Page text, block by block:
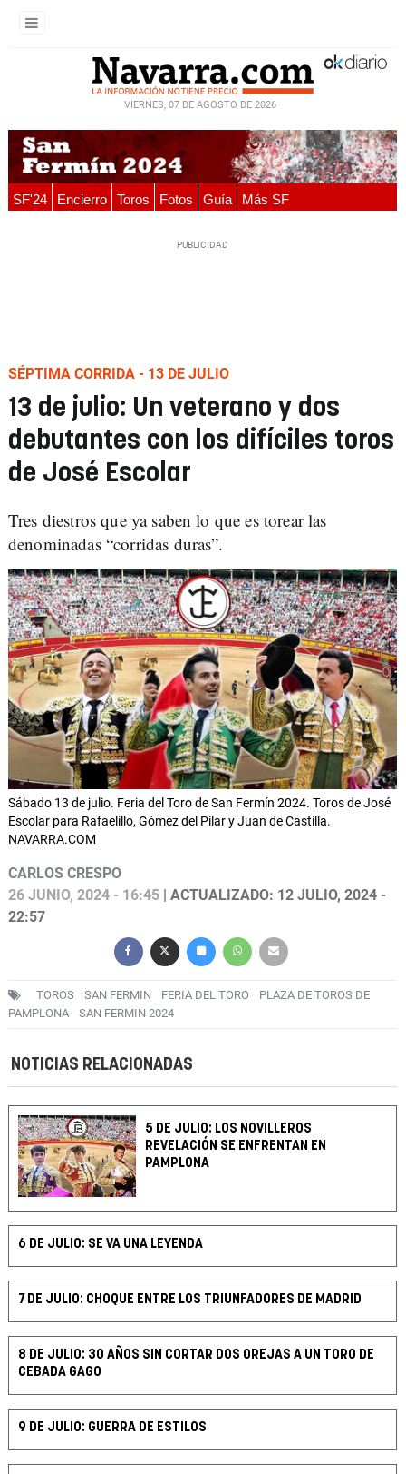
VIERNES, 07 DE AGOSTO DE 2026
SF'24 Encierro Toros Fotos Guía Más SF
SÉPTIMA CORRIDA - 13 DE JULIO
13 de julio: Un veterano y dos
debutantes con los difíciles toros
de José Escolar
Tres diestros que ya saben lo que es torear las
denominadas “corridas duras”.
Sábado 13 de julio. Feria del Toro de San Fermín 2024. Toros de José
Escolar para Rafaelillo, Gómez del Pilar y Juan de Castilla.
NAVARRA.COM
CARLOS CRESPO
26 JUNIO, 2024 - 16:45 | ACTUALIZADO: 12 JULIO, 2024 -
22:57
TOROS SAN FERMIN FERIA DEL TORO
PLAZA DE TOROS DE
PAMPLONA
SAN FERMIN 2024
NOTICIAS RELACIONADAS
5 DE JULIO: LOS NOVILLEROS
REVELACIÓN SE ENFRENTAN EN
PAMPLONA
6 DE JULIO: SE VA UNA LEYENDA
7 DE JULIO: CHOQUE ENTRE LOS TRIUNFADORES DE MADRID
8 DE JULIO: 30 AÑOS SIN CORTAR DOS OREJAS A UN TORO DE
CEBADA GAGO
9 DE JULIO: GUERRA DE ESTILOS